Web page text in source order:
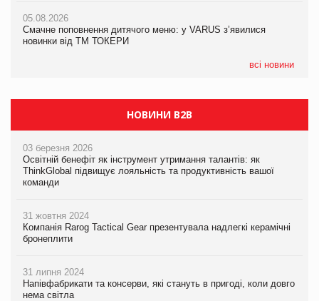
05.08.2026
Смачне поповнення дитячого меню: у VARUS з’явилися
новинки від ТМ ТОКЕРИ
всі новини
04.08.2026
Через атаку РФ у Дніпрі пошкоджено склад шоколаду
Millennium
НОВИНИ B2B
03 березня 2026
Освітній бенефіт як інструмент утримання талантів: як
ThinkGlobal підвищує лояльність та продуктивність вашої
команди
31 жовтня 2024
Компанія Rarog Tactical Gear презентувала надлегкі керамічні
бронеплити
31 липня 2024
Напівфабрикати та консерви, які стануть в пригоді, коли довго
нема світла